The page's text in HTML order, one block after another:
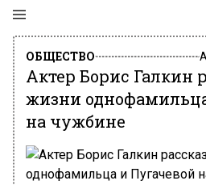
ОБЩЕСТВО
Актер Борис Галкин
жизни
на чужбине